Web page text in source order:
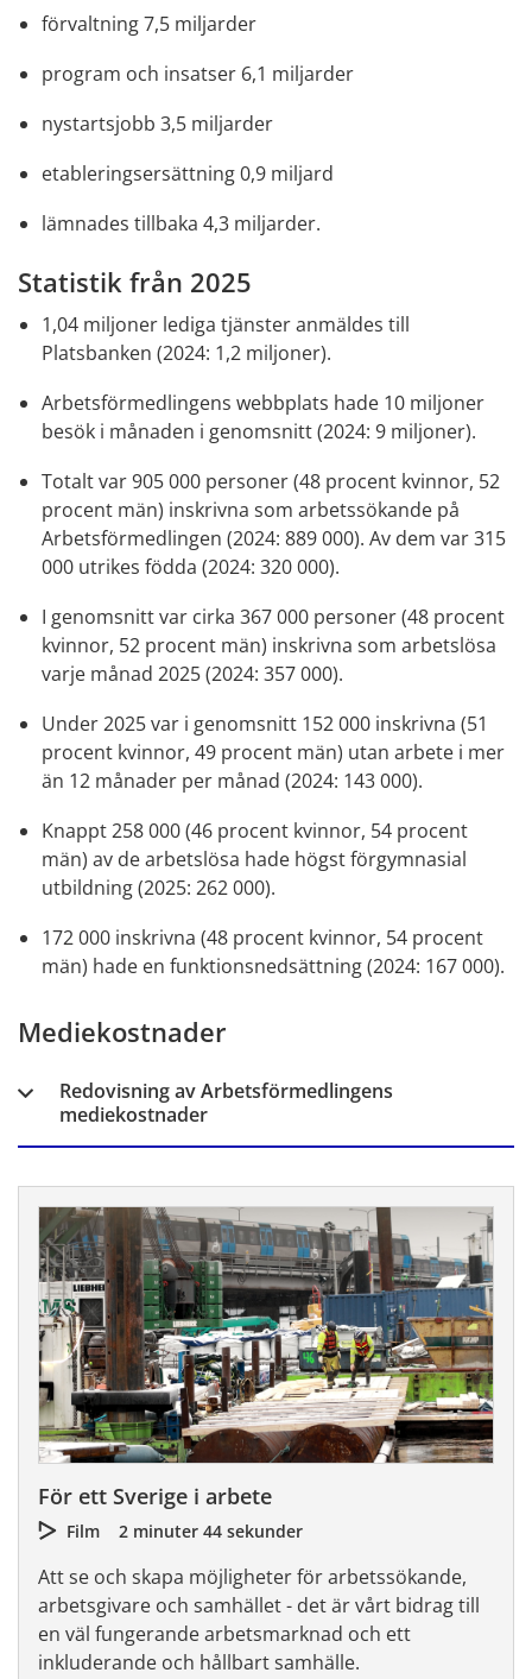
förvaltning 7,5 miljarder
program och insatser 6,1 miljarder
nystartsjobb 3,5 miljarder
etableringsersättning 0,9 miljard
lämnades tillbaka 4,3 miljarder.
Statistik från 2025
1,04 miljoner lediga tjänster anmäldes till
Platsbanken (2024: 1,2 miljoner).
Arbetsförmedlingens webbplats hade 10 miljoner
besök i månaden i genomsnitt (2024: 9 miljoner).
Totalt var 905 000 personer (48 procent kvinnor, 52
procent män) inskrivna som arbetssökande på
Arbetsförmedlingen (2024: 889 000). Av dem var 315
000 utrikes födda (2024: 320 000).
I genomsnitt var cirka 367 000 personer (48 procent
kvinnor, 52 procent män) inskrivna som arbetslösa
varje månad 2025 (2024: 357 000).
Under 2025 var i genomsnitt 152 000 inskrivna (51
procent kvinnor, 49 procent män) utan arbete i mer
än 12 månader per månad (2024: 143 000).
Knappt 258 000 (46 procent kvinnor, 54 procent
män) av de arbetslösa hade högst förgymnasial
utbildning (2025: 262 000).
172 000 inskrivna (48 procent kvinnor, 54 procent
män) hade en funktionsnedsättning (2024: 167 000).
Mediekostnader
Redovisning av Arbetsförmedlingens
mediekostnader
För ett Sverige i arbete
Film 2 minuter 44 sekunder
Att se och skapa möjligheter för arbetssökande,
arbetsgivare och samhället - det är vårt bidrag till
en väl fungerande arbetsmarknad och ett
inkluderande och hållbart samhälle.